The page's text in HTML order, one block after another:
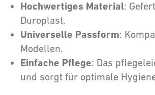
Hochwertiges Material:
Duroplast.
Universelle Passform:
Modellen.
Einfache Pflege: Das
und sorgt für optimale